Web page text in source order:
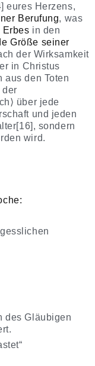
eures Herzens,
Berufung, was
Erbes in den
Größe seiner
der Wirksamkeit
in Christus
aus den Toten
der
über jede
und jeden
sondern
wird.
des Gläubigen